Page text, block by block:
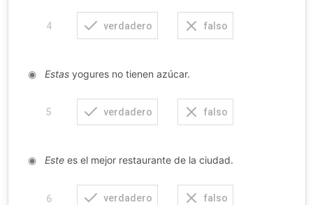
4 verdadero falso
◉ Estasyogures no tienen azúcar.
5 verdadero falso
◉ Estees el mejor restaurante de la ciudad.
6 verdadero falso